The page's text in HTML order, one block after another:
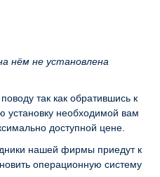
нём не установлена
так как обратившись к
установку необходимой вам
доступной цене.
нашей фирмы приедут к
операционную систему